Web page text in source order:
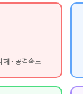
해 · 공격속도